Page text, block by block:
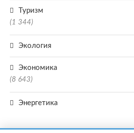
Туризм
(1 344)
Экология
Экономика
(8 643)
Энергетика